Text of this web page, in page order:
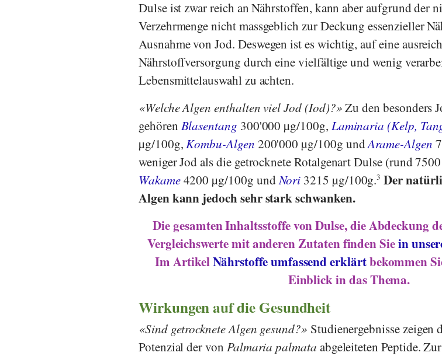
Dulse ist zwar reich an Nährstoffen, kann aber aufgrund der
Verzehrmenge nicht massgeblich zur Deckung essenzieller
Ausnahme von Jod. Deswegen ist es wichtig, auf eine
Nährstoffversorgung durch eine vielfältige und wenig
Lebensmittelauswahl zu achten.
Welche Algen enthalten viel Jod (Iod)? Zu den besonders
gehören Blasentang 300'000 µg/100g, Laminaria (Kelp,
µg/100g,Kombu-Algen 200'000 µg/100g undArame-Algen
weniger Jod als die getrocknete Rotalgenart Dulse (rund
Wakame4200 µg/100g undNori 3215 µg/100g.3 Der
Algen kann jedoch sehr stark schwanken.
Die gesamten Inhaltsstoffe von Dulse, die Abdeckung
Vergleichswerte mit anderen Zutaten finden Siein
Im ArtikelNährstoffe umfassend erklärtbekommen
Einblick in das Thema.
Wirkungen auf die Gesundheit
Sind getrocknete Algen gesund?
Studienergebnisse zeigen
Potenzial der von Palmaria palmata abgeleiteten Peptide.